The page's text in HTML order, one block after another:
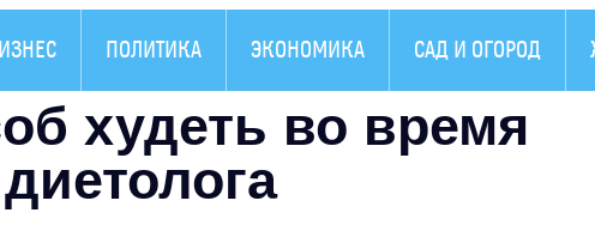
ПОЛИТИКА ЭКОНОМИКА САД И ОГОРОД
худеть во время